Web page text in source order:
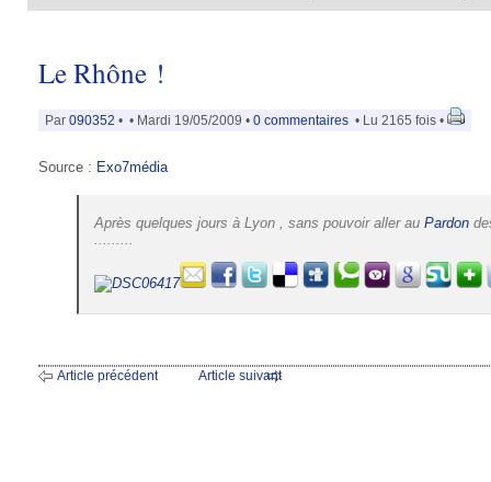
Le Rhône !
Par 090352 • • Mardi 19/05/2009 • 0 commentaires • Lu 2165 fois •
Source : Exo7média
Après quelques jours à Lyon , sans pouvoir aller au Pardon
.........
Article précédent Article suivant